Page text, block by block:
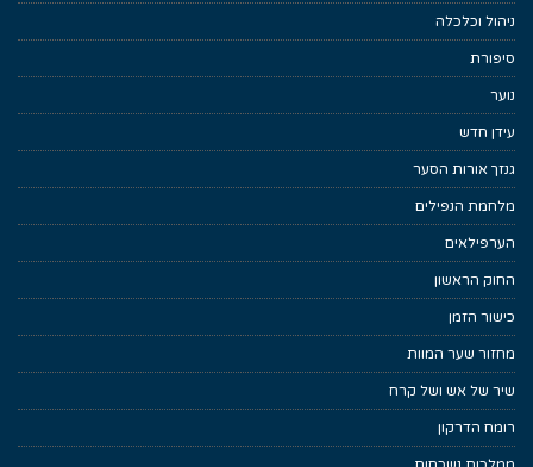
ניהול וכלכלה
סיפורת
נוער
עידן חדש
גנזך אורות הסער
מלחמת הנפילים
הערפילאים
החוק הראשון
כישור הזמן
מחזור שער המוות
שיר של אש ושל קרח
רומח הדרקון